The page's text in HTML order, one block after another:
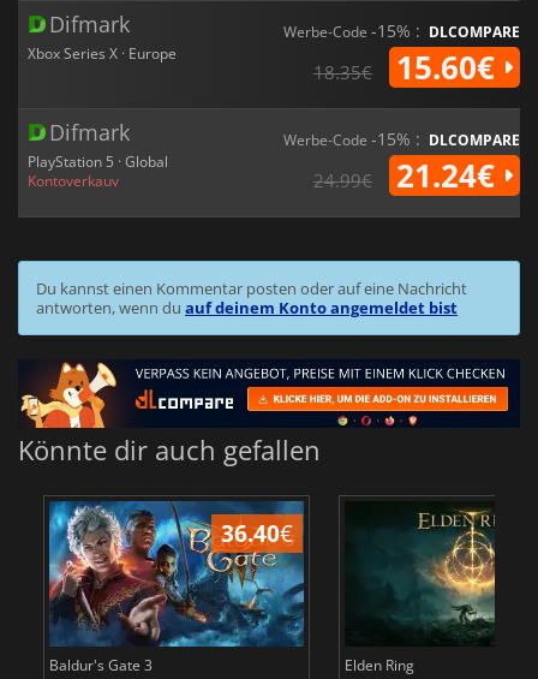
Difmark
Xbox Series X · Europe
Werbe-Code -15% : DLCOMPARE
18.35€ 15.60€
Difmark
PlayStation 5 · Global
Kontoverkauv
Werbe-Code -15% : DLCOMPARE
24.99€ 21.24€
Du kannst einen Kommentar posten oder auf eine Nachricht
antworten, wenn du auf deinem Konto angemeldet bist
Könnte dir auch gefallen
36.40€
Baldur's Gate 3 Elden Ring